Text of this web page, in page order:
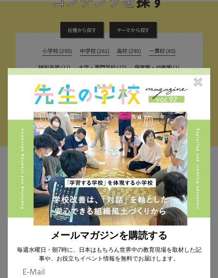
校種から探す テーマから探す
小学校 (293) 中学校 (261) 高校 (293) 一貫校 (65)
特別支援 (11) 大学・専門学校 (17) 保育園・幼稚園 (1)
民間企業 (63) 公立 (347) 私立 (356)
オルタナティブスクール (18) 教育委員会 (4)
MAIL MAGAZINE
イベント、記事などの最新情報をお届け！
個人情報の取扱 について同意します。
メールマガジンを購読する
毎週水曜日・朝7時に、日本はもちろん世界中の教育現場を取材した記
事や、お役立ちイベント情報を無料でお届けします。